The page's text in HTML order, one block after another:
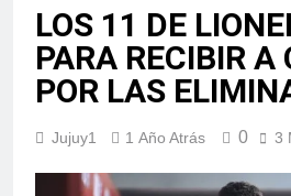
LOS 11 DE
PARA RECIBIR A
POR LAS
Jujuy1 1 Año Atrás 0 3